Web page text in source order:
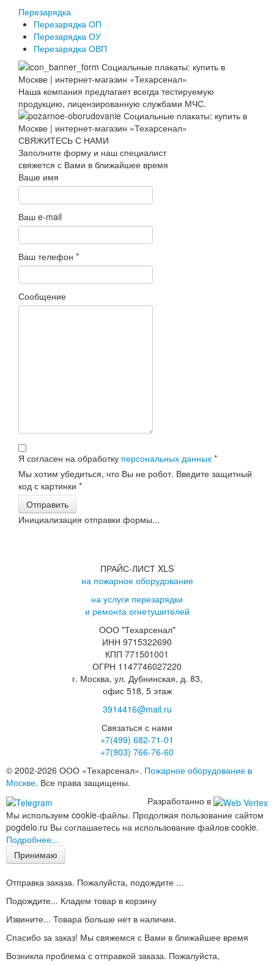
Перезарядка
Перезарядка ОП
Перезарядка ОУ
Перезарядка ОВП
Наша компания предлагает всегда тестируемую
продукцию, лицензированную службами МЧС.
СВЯЖИТЕСЬ С НАМИ
Заполните форму и наш специалист
свяжется с Вами в ближайшее время
Ваше имя
Ваш e-mail
Ваш телефон *
Сообщение
Я согласен на обработку персональных данных *
Мы хотим убедиться, что Вы не робот. Введите защитный
код с картинки *
Отправить
Инициализация отправки формы...
ПРАЙС-ЛИСТ XLS
на пожарное оборудование
на услуги перезарядки
и ремонта огнетушителей
ООО "Техарсенал"
ИНН 9715322690
КПП 771501001
ОГРН 1147746027220
г. Москва, ул. Дубнинская, д. 83,
офис 518, 5 этаж
3914416@mail.ru
Связаться с нами
+7(499) 682-71-01
+7(903) 766-76-60
© 2002-2026 ООО «Техарсенал». Пожарное оборудование в
Москве. Все права защищены.
Разработанно в
Мы используем cookie-файлы. Продолжая пользование сайтом
pogdelo.ru Вы соглашаетесь на использование файлов cookie.
Подробнее...
Принимаю
Отправка заказа. Пожалуйста, подождите ...
Подождите... Кладем товар в корзину
Извините... Товара больше нет в наличии.
Спасибо за заказ! Мы свяжемся с Вами в ближайшее время
Возникла проблема с отправкой заказа. Пожалуйста,